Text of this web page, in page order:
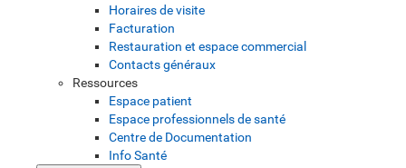
Horaires de visite
Facturation
Restauration et espace commercial
Contacts généraux
Ressources
Espace patient
Espace professionnels de santé
Centre de Documentation
Info Santé